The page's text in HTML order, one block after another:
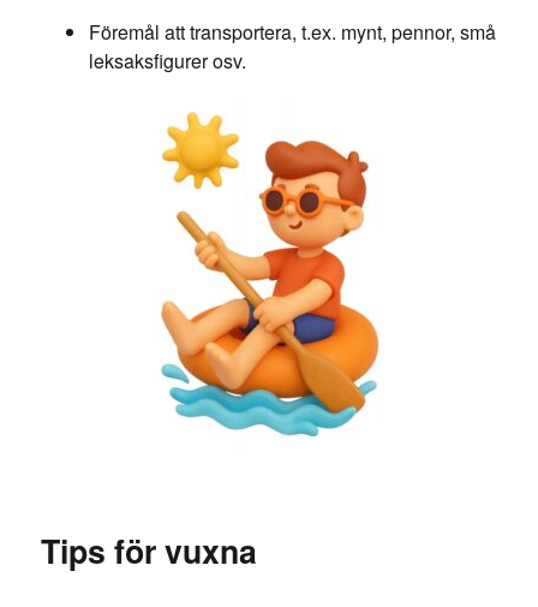
Föremål att transportera, t.ex. mynt, pennor, små
leksaksfigurer osv.
Tips för vuxna